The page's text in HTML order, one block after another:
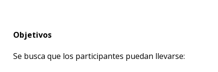
Objetivos
Se busca que los participantes puedan llevarse: